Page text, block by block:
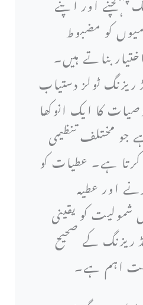
کو مضبوط
بناتے ہیں۔
ریزنگ ٹولز دستیاب
کا ایک انوکھا
مختلف تنظیمی
ہے۔ عطیات کو
اور عطیہ
کو یقینی
ریزنگ کے صحیح
اہم ہے۔